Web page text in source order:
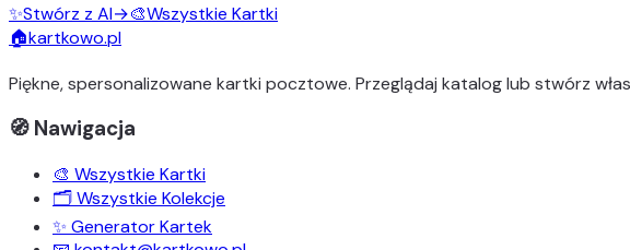
✨Stwórz z AI→🎨Wszystkie Kartki
🏠kartkowo.pl
Piękne, spersonalizowane kartki pocztowe. Przeglądaj katalog lub stwórz
🧭 Nawigacja
🎨 Wszystkie Kartki
🗂️ Wszystkie Kolekcje
✨ Generator Kartek